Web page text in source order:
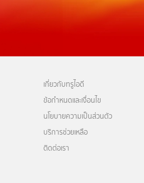
เกี่ยวกับทรูไอดี
ข้อกำหนดและเงื่อนไข
นโยบายความเป็นส่วนตัว
บริการช่วยเหลือ
ติดต่อเรา